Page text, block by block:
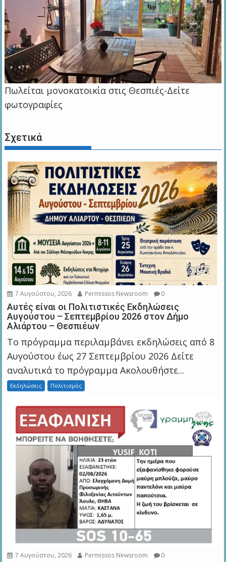
Πωλείται μονοκατοικία στις Θεσπιές-Δείτε
φωτογραφίες
Σχετικά
7 Αυγούστου, 2026 Permissos Newsroom 0
Αυτές είναι οι Πολιτιστικές Εκδηλώσεις
Αυγούστου – Σεπτεμβρίου 2026 στον Δήμο
Αλιάρτου – Θεσπιέων
Το πρόγραμμα περιλαμβάνει εκδηλώσεις από 8
Αυγούστου έως 27 Σεπτεμβρίου 2026 Δείτε
αναλυτικά το πρόγραμμα Ακολουθήστε...
Εκδηλώσεις Πολιτισμός
7 Αυγούστου, 2026 Permissos Newsroom 0